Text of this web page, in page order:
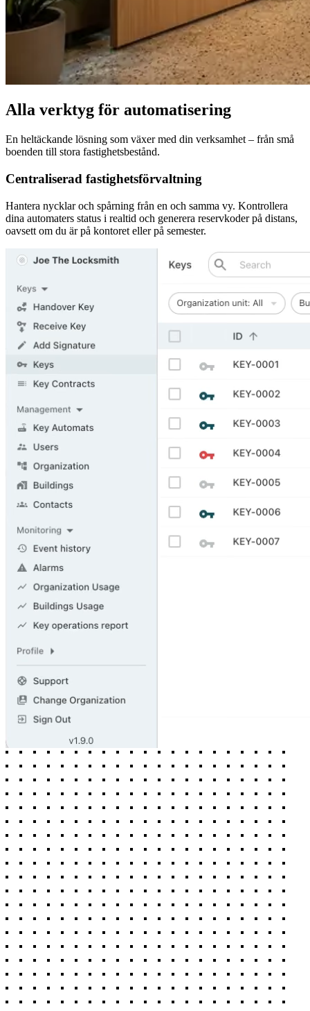
Alla verktyg för automatisering
En heltäckande lösning som växer med din verksamhet – från små
boenden till stora fastighetsbestånd.
Centraliserad fastighetsförvaltning
Hantera nycklar och spårning från en och samma vy. Kontrollera
dina automaters status i realtid och generera reservkoder på distans,
oavsett om du är på kontoret eller på semester.